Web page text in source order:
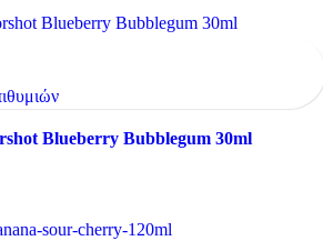
Blueberry Bubblegum 30ml